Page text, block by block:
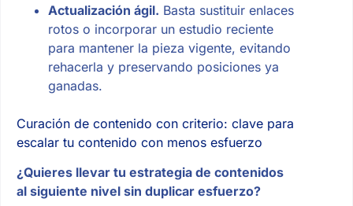
Actualización ágil. Basta sustituir enlaces
rotos o incorporar un estudio reciente
para mantener la pieza vigente, evitando
rehacerla y preservando posiciones ya
ganadas.
Curación de contenido con criterio: clave para
escalar tu contenido con menos esfuerzo
¿Quieres llevar tu estrategia de contenidos
al siguiente nivel sin duplicar esfuerzo?